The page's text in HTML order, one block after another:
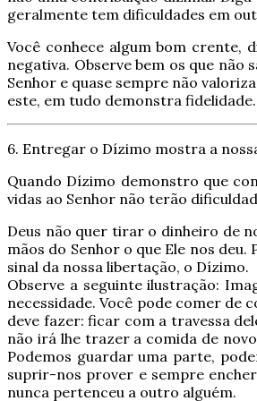
geralmente tem dificuldades em
Você conhece algum bom crente,
negativa. Observe bem os que não
Senhor e quase sempre não
este, em tudo demonstra fidelidade.
6. Entregar o Dízimo mostra a
Quando Dízimo demonstro que
vidas ao Senhor não terão
Deus não quer tirar o dinheiro de
mãos do Senhor o que Ele nos
sinal da nossa libertação, o Dízimo.
Observe a seguinte ilustração:
necessidade. Você pode comer de
deve fazer: ficar com a travessa
não irá lhe trazer a comida de
Podemos guardar uma parte,
suprir-nos prover e sempre
nunca pertenceu a outro alguém.